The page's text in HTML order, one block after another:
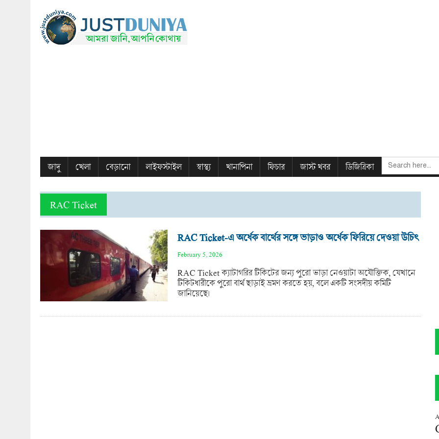
জাদু খেলা বেড়ানো লাইফস্টাইল স্বাস্থ্য খানাপিনা ফিচার জাস্ট খবর ডিজিত্রিকা
SEARCH
FOR:
RAC Ticket
RAC Ticket-এ অর্ধেক বার্থের সঙ্গে ভাড়াও অর্ধেক ফিরিয়ে দেওয়া উচিৎ
February 5, 2026
RAC Ticket ক্যাটাগরির টিকিটের জন্য পুরো ভাড়া নেওয়াটা অযৌক্তিক, যেখানে
টিকিটধারীকে পুরো বার্থ ছাড়াই ভ্রমণ করতে হয়, বলে একটি সংসদীয় কমিটি
জানিয়েছে।